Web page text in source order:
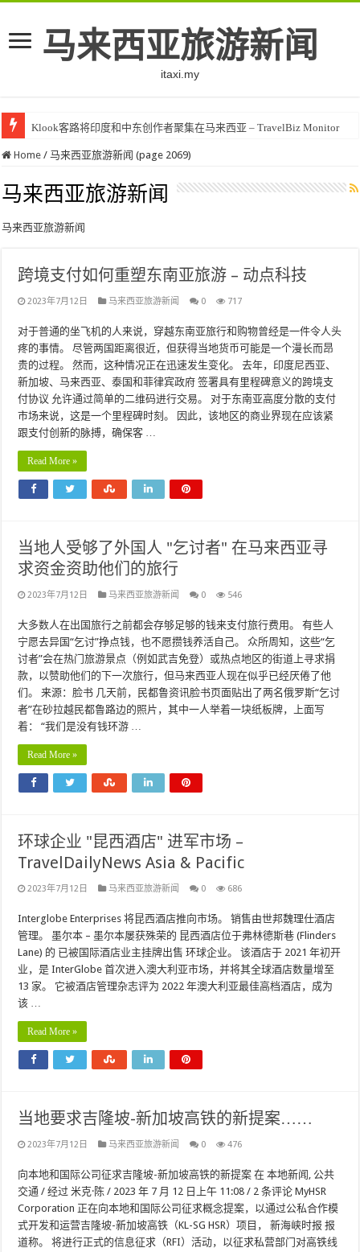
马来西亚旅游新闻
itaxi.my
Klook客路将印度和中东创作者聚集在马来西亚 – TravelBiz Monitor
Home / 马来西亚旅游新闻 (page 2069)
马来西亚旅游新闻
马来西亚旅游新闻
跨境支付如何重塑东南亚旅游 – 动点科技
2023年7月12日 马来西亚旅游新闻 0 717
对于普通的坐飞机的人来说，穿越东南亚旅行和购物曾经是一件令人头
疼的事情。 尽管两国距离很近，但获得当地货币可能是一个漫长而昂
贵的过程。 然而，这种情况正在迅速发生变化。 去年，印度尼西亚、
新加坡、马来西亚、泰国和菲律宾政府 签署具有里程碑意义的跨境支
付协议 允许通过简单的二维码进行交易。 对于东南亚高度分散的支付
市场来说，这是一个里程碑时刻。 因此，该地区的商业界现在应该紧
跟支付创新的脉搏，确保客 …
Read More »
当地人受够了外国人 "乞讨者" 在马来西亚寻
求资金资助他们的旅行
2023年7月12日 马来西亚旅游新闻 0 546
大多数人在出国旅行之前都会存够足够的钱来支付旅行费用。 有些人
宁愿去异国“乞讨”挣点钱，也不愿攒钱养活自己。 众所周知，这些“乞
讨者”会在热门旅游景点（例如武吉免登）或热点地区的街道上寻求捐
款，以赞助他们的下一次旅行，但马来西亚人现在似乎已经厌倦了他
们。 来源：脸书 几天前，民都鲁资讯脸书页面贴出了两名俄罗斯“乞讨
者”在砂拉越民都鲁路边的照片，其中一人举着一块纸板牌，上面写
着： “我们是没有钱环游 …
Read More »
环球企业 "昆西酒店" 进军市场 –
TravelDailyNews Asia & Pacific
2023年7月12日 马来西亚旅游新闻 0 686
Interglobe Enterprises 将昆西酒店推向市场。 销售由世邦魏理仕酒店
管理。 墨尔本 – 墨尔本屡获殊荣的 昆西酒店位于弗林德斯巷 (Flinders
Lane) 的 已被国际酒店业主挂牌出售 环球企业。 该酒店于 2021 年初开
业，是 InterGlobe 首次进入澳大利亚市场，并将其全球酒店数量增至
13 家。 它被酒店管理杂志评为 2022 年澳大利亚最佳高档酒店，成为
该 …
Read More »
当地要求吉隆坡-新加坡高铁的新提案……
2023年7月12日 马来西亚旅游新闻 0 476
向本地和国际公司征求吉隆坡-新加坡高铁的新提案 在 本地新闻, 公共
交通 / 经过 米克·陈 / 2023 年 7 月 12 日上午 11:08 / 2 条评论 MyHSR
Corporation 正在向本地和国际公司征求概念提案，以通过公私合作模
式开发和运营吉隆坡-新加坡高铁（KL-SG HSR）项目， 新海峡时报 报
道称。 将进行正式的信息征求（RFI）活动，以征求私营部门对高铁线